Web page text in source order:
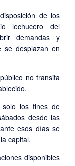
de los
lechucero del
demandas y
se desplazan en
no transita
solo los fines de
desde las
esos días se
capital.
disponibles